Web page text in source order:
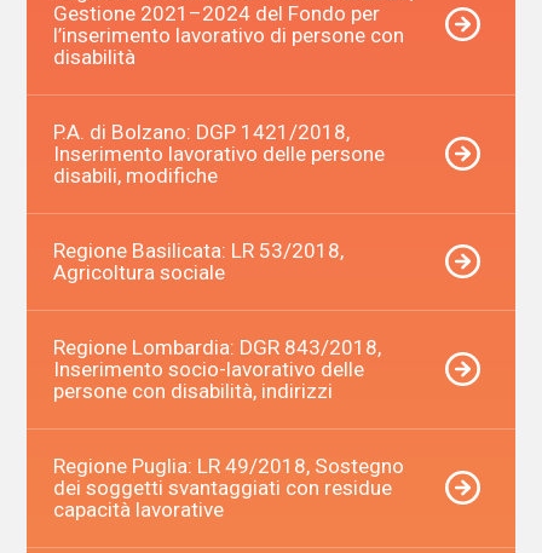
Gestione 2021–2024 del Fondo per
l’inserimento lavorativo di persone con
disabilità
P.A. di Bolzano: DGP 1421/2018,
Inserimento lavorativo delle persone
disabili, modifiche
Regione Basilicata: LR 53/2018,
Agricoltura sociale
Regione Lombardia: DGR 843/2018,
Inserimento socio-lavorativo delle
persone con disabilità, indirizzi
Regione Puglia: LR 49/2018, Sostegno
dei soggetti svantaggiati con residue
capacità lavorative